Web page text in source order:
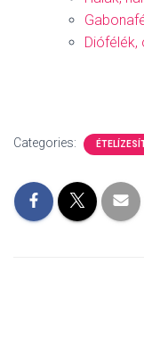
Diófélék,
Categories: